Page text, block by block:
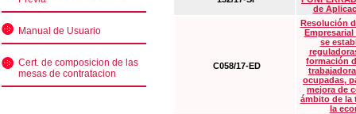
Manual de Usuario
Cert. de composicion de las
mesas de contratacion
de
C058/17-ED
Resolución
Empresarial
se
formación
ocupadas,
mejora de
ámbito de la
la